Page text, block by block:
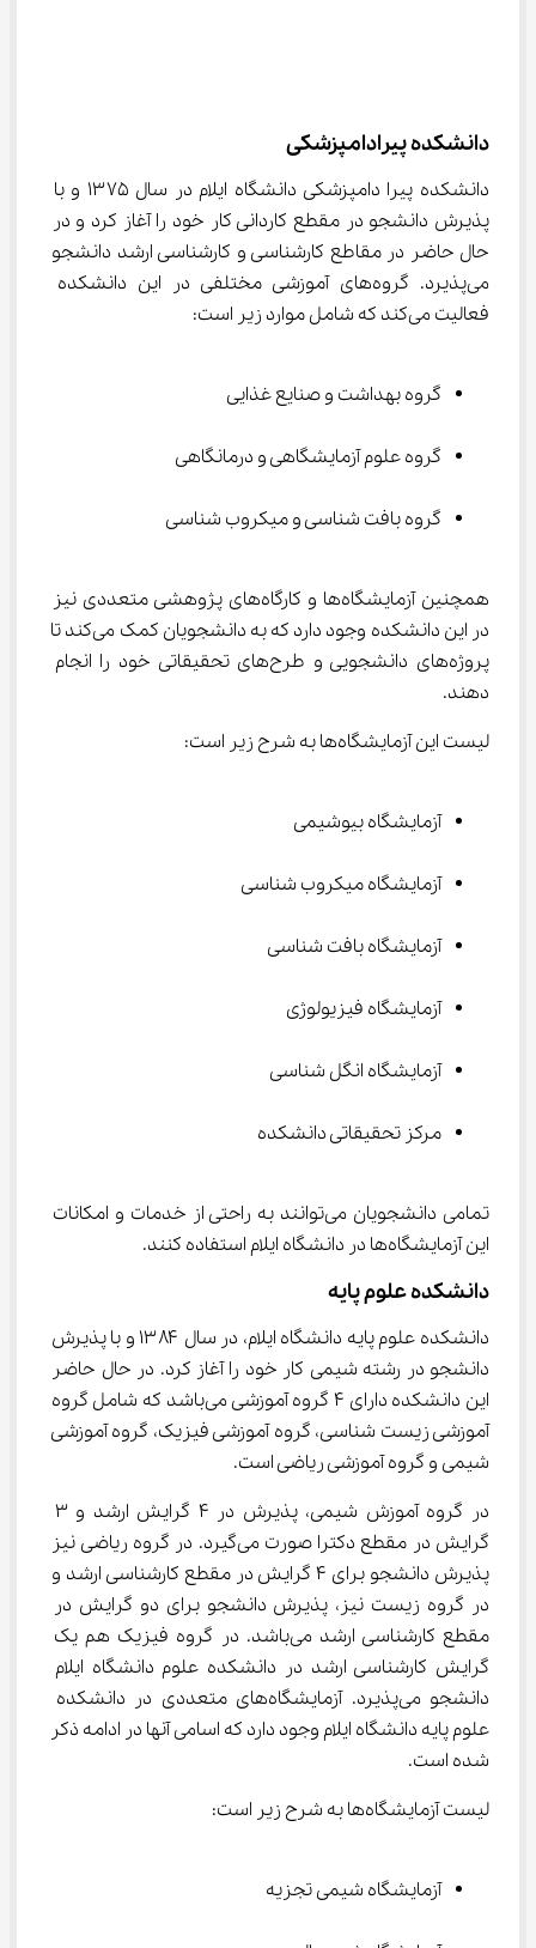
دانشکده پیرادامپزشکی
دانشکده پیرا دامپزشکی دانشگاه ایلام در سال ۱۳۷۵ و با
پذیرش دانشجو در مقطع کاردانی کار خود را آغاز کرد و در
حال حاضر در مقاطع کارشناسی و کارشناسی ارشد دانشجو
می‌پذیرد. گروه‌های آموزشی مختلفی در این دانشکده
فعالیت می‌کند که شامل موارد زیر است:
گروه بهداشت و صنایع غذایی
گروه علوم آزمایشگاهی و درمانگاهی
گروه بافت شناسی و میکروب شناسی
همچنین آزمایشگاه‌ها و کارگاه‌های پژوهشی متعددی نیز
در این دانشکده وجود دارد که به دانشجویان کمک می‌کند تا
پروژه‌های دانشجویی و طرح‌های تحقیقاتی خود را انجام
دهند.
لیست این آزمایشگاه‌ها به شرح زیر است:
آزمایشگاه بیوشیمی
آزمایشگاه میکروب شناسی
آزمایشگاه بافت شناسی
آزمایشگاه فیزیولوژی
آزمایشگاه انگل شناسی
مرکز تحقیقاتی دانشکده
تمامی دانشجویان می‌توانند به راحتی از خدمات و امکانات
این آزمایشگاه‌ها در دانشگاه ایلام استفاده کنند.
دانشکده علوم پایه
دانشکده علوم پایه دانشگاه ایلام، در سال ۱۳۸۴ و با پذیرش
دانشجو در رشته شیمی کار خود را آغاز کرد. در حال حاضر
این دانشکده دارای ۴ گروه آموزشی می‌باشد که شامل گروه
آموزشی زیست شناسی، گروه آموزشی فیزیک، گروه آموزشی
شیمی و گروه آموزشی ریاضی است.
گرایش در مقطع دکترا صورت می‌گیرد. در گروه ریاضی نیز
پذیرش دانشجو برای ۴ گرایش در مقطع کارشناسی ارشد و
در گروه زیست نیز، پذیرش دانشجو برای دو گرایش در
مقطع کارشناسی ارشد می‌باشد. در گروه فیزیک هم یک
گرایش کارشناسی ارشد در دانشکده علوم دانشگاه ایلام
دانشجو می‌پذیرد. آزمایشگاه‌های متعددی در دانشکده
علوم پایه دانشگاه ایلام وجود دارد که اسامی آنها در ادامه ذکر
شده است.
لیست آزمایشگاه‌ها به شرح زیر است:
آزمایشگاه شیمی تجزیه